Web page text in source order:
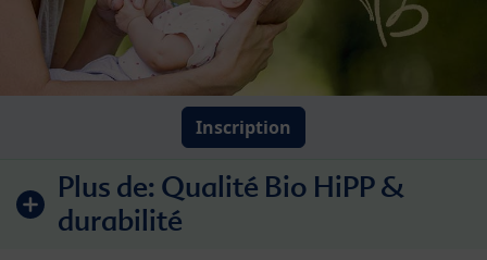
Inscription
Plus de: Qualité Bio HiPP &
durabilité